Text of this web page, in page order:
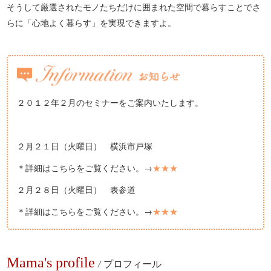
そうして厳選されたモノたちだけに囲まれた空間で暮らすことでさ
らに「心地よく暮らす」を実現できますよ。
２０１２年２月のセミナーをご案内いたします。
２月２１日（火曜日） 横浜市戸塚
＊詳細はこちらをご覧ください。→★★★
２月２８日（火曜日） 表参道
＊詳細はこちらをご覧ください。→★★★
Mama's profile / プロフィール